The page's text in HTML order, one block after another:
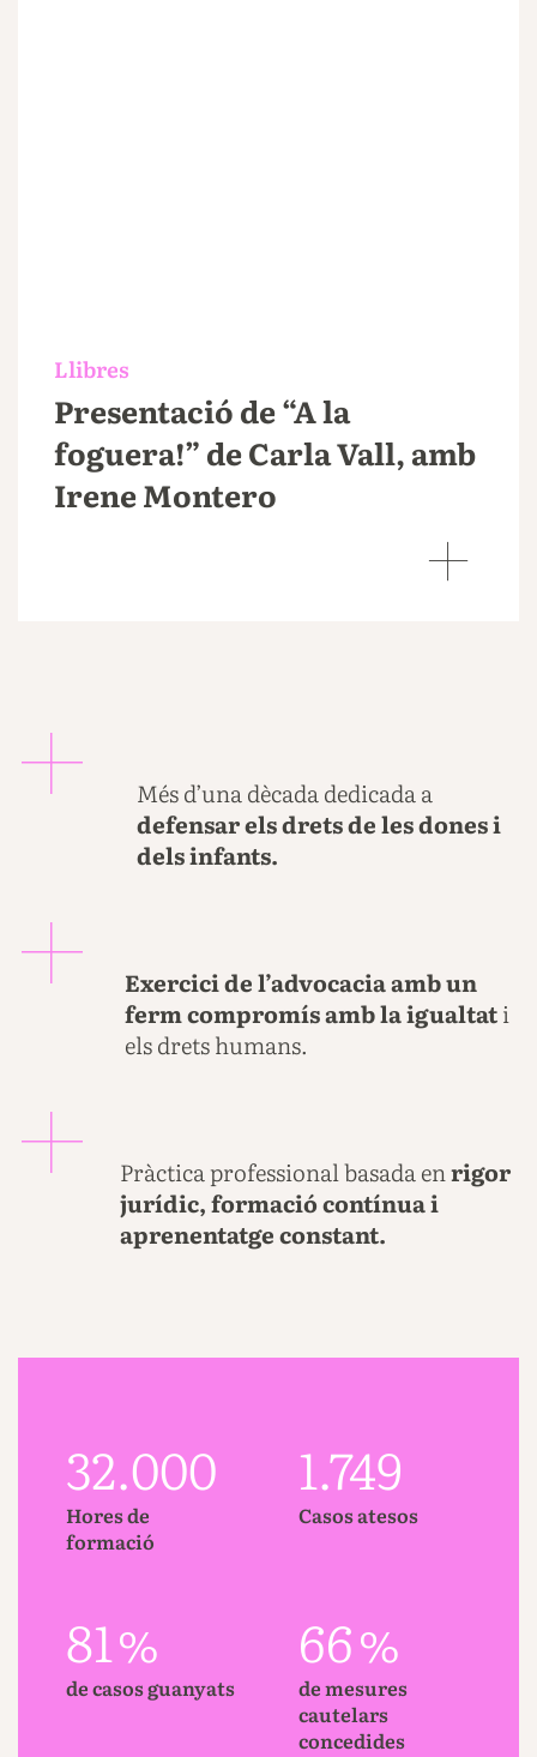
Llibres
Presentació de “A la
foguera!” de Carla Vall, amb
Irene Montero
Més d’una dècada dedicada a
defensar els drets de les dones i
dels infants.
Exercici de l’advocacia amb un
ferm compromís amb la igualtati
els drets humans.
Pràctica professional basada enrigor
jurídic, formació contínua i
aprenentatge constant.
32.000
Hores de
formació
1.749
Casos atesos
81%
de casos guanyats
66%
de mesures
cautelars
concedides